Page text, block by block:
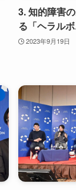
3. 知的障害
る「ヘラル
2023年9月19日